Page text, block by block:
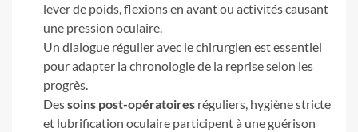
lever de poids, flexions en avant ou activités causant
une pression oculaire.
Un dialogue régulier avec le chirurgien est essentiel
pour adapter la chronologie de la reprise selon les
progrès.
Dessoins post-opératoires réguliers, hygiène stricte
et lubrification oculaire participent à une guérison